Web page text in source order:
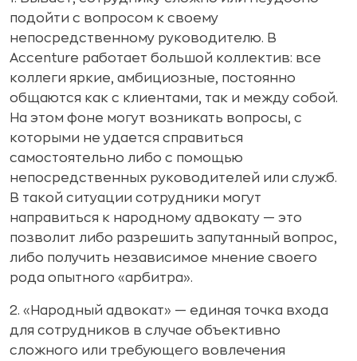
подойти с вопросом к своему
непосредственному руководителю. В
Accenture работает большой коллектив: все
коллеги яркие, амбициозные, постоянно
общаются как с клиентами, так и между собой.
На этом фоне могут возникать вопросы, с
которыми не удается справиться
самостоятельно либо с помощью
непосредственных руководителей или служб.
В такой ситуации сотрудники могут
направиться к народному адвокату — это
позволит либо разрешить запутанный вопрос,
либо получить независимое мнение своего
рода опытного «арбитра».
2. «Народный адвокат» — единая точка входа
для сотрудников в случае объективно
сложного или требующего вовлечения